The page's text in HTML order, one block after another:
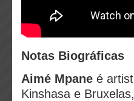
Notas Biográficas
Aimé Mpane é
Kinshasa e